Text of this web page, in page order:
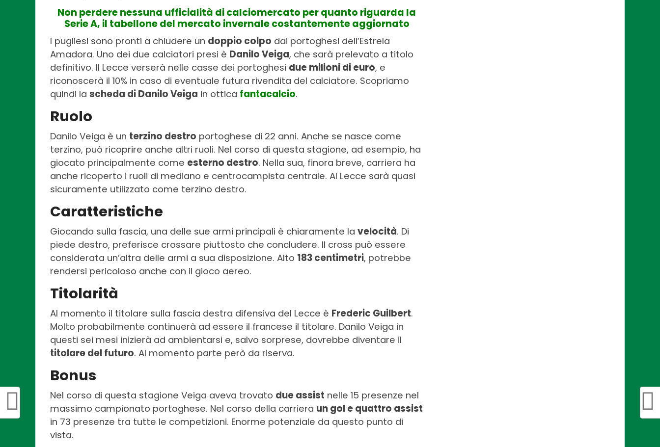
Non perdere nessuna ufficialità di calciomercato per quanto riguarda la
Serie A, il tabellone del mercato invernale costantemente aggiornato
I pugliesi sono pronti a chiudere un doppio colpo dai portoghesi dell’Estrela
Amadora. Uno dei due calciatori presi è Danilo Veiga, che sarà prelevato a titolo
definitivo. Il Lecce verserà nelle casse dei portoghesi due milioni di euro, e
riconoscerà il 10% in caso di eventuale futura rivendita del calciatore. Scopriamo
quindi la scheda di Danilo Veiga in ottica fantacalcio.
Ruolo
Danilo Veiga è un terzino destro portoghese di 22 anni. Anche se nasce come
terzino, può ricoprire anche altri ruoli. Nel corso di questa stagione, ad esempio, ha
giocato principalmente come esterno destro. Nella sua, finora breve, carriera ha
anche ricoperto i ruoli di mediano e centrocampista centrale. Al Lecce sarà quasi
sicuramente utilizzato come terzino destro.
Caratteristiche
Giocando sulla fascia, una delle sue armi principali è chiaramente la velocità. Di
piede destro, preferisce crossare piuttosto che concludere. Il cross può essere
considerata un’altra delle armi a sua disposizione. Alto 183 centimetri, potrebbe
rendersi pericoloso anche con il gioco aereo.
Titolarità
Al momento il titolare sulla fascia destra difensiva del Lecce è Frederic Guilbert.
Molto probabilmente continuerà ad essere il francese il titolare. Danilo Veiga in
questi sei mesi inizierà ad ambientarsi e, salvo sorprese, dovrebbe diventare il
titolare del futuro. Al momento parte però da riserva.
Bonus
Nel corso di questa stagione Veiga aveva trovato due assist nelle 15 presenze nel
massimo campionato portoghese. Nel corso della carriera un gol e quattro assist
in 73 presenze tra tutte le competizioni. Enorme potenziale da questo punto di
vista.